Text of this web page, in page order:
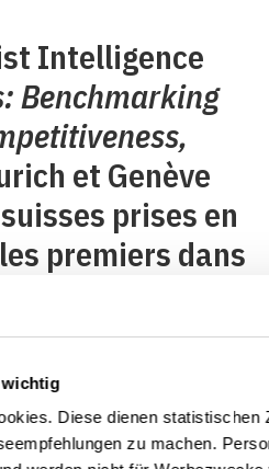
Diese dienen statistischen
zu machen.
Intelligence
Benchmarking
et Genève
prises en
premiers dans
bon résultat
du hasard. La
des
de première